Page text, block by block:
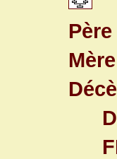
Père
Mère